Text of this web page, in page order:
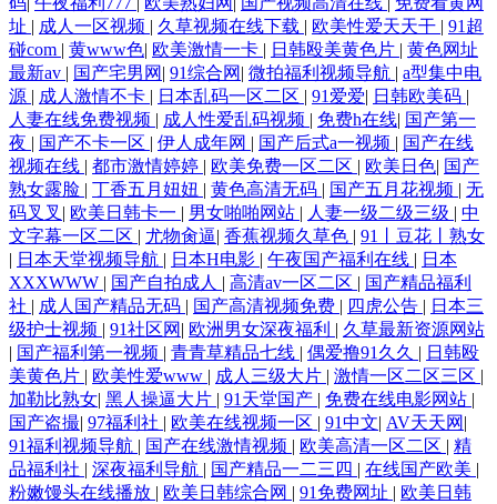
址 | 成人一区视频 | 久草视频在线下载 | 欧美性爱天天干 | 91超
碰com | 黄www色| 欧美激情一卡 | 日韩殴美黄色片 | 黄色网址
最新av | 国产宅男网 | 91综合网 | 微拍福利视频导航 | a型集中电
源 | 成人激情不卡 | 日本乱码一区二区 | 91爱爱| 日韩欧美码 |
人妻在线免费视频 | 成人性爱乱码视频 | 免费h在线| 国产第一
夜 | 国产不卡一区 | 伊人成年网 | 国产后式a一视频 | 国产在线
视频在线 | 都市激情婷婷 | 欧美免费一区二区 | 欧美日色| 国产
熟女露脸 | 丁香五月妞妞 | 黄色高清无码 | 国产五月花视频 | 无
码叉叉 | 欧美日韩卡一 | 男女啪啪网站 | 人妻一级二级三级 | 中
文字幕一区二区 | 尤物肏逼| 香蕉视频久草色 | 91丨豆花丨熟女
| 日本天堂视频导航 | 日本H电影 | 午夜国产福利在线 | 日本
XXXWWW | 国产自拍成人 | 高清av一区二区 | 国产精品福利
社 | 成人国产精品无码 | 国产高清视频免费 | 四虎公告 | 日本三
级护士视频 | 91社区网 | 欧洲男女深夜福利 | 久草最新资源网站
| 国产福利第一视频 | 青青草精品七线 | 偶爱撸91久久 | 日韩殴
美黄色片 | 欧美性爱www | 成人三级大片 | 激情一区二区三区 |
加勒比熟女| 黑人操逼大片 | 91天堂国产 | 免费在线电影网站 |
国产盗撮| 97福利社 | 欧美在线视频一区 | 91中文| AV天天网 |
91福利视频导航 | 国产在线激情视频 | 欧美高清一区二区 | 精
品福利社 | 深夜福利导航 | 国产精品一二三四 | 在线国产欧美 |
粉嫩馒头在线播放 | 欧美日韩综合网 | 91免费网址 | 欧美日韩